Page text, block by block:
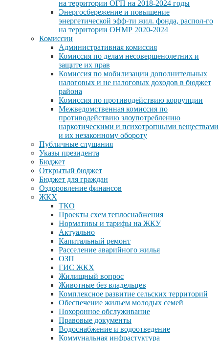
на территории ОГП на 2018-2024 годы
Энергосбережение и повышение
энергетической эфф-ти жил. фонда, распол-го
на территории ОНМР 2020-2024
Комиссии
Административная комиссия
Комиссия по делам несовершенолетних и
защите их прав
Комиссия по мобилизации дополнительных
налоговых и не налоговых доходов в бюджет
района
Комиссия по противодействию коррупции
Межведомственная комиссия по
противодействию злоупотреблению
наркотическими и психотропными веществами
и их незаконному обороту
Публичные слушания
Указы президента
Бюджет
Открытый бюджет
Бюджет для граждан
Оздоровление финансов
ЖКХ
ТКО
Проекты схем теплоснабжения
Нормативы и тарифы на ЖКУ
Актуально
Капитальный ремонт
Расселение аварийного жилья
ОЗП
ГИС ЖКХ
Жилищный вопрос
Животные без владельцев
Комплексное развитие сельских территорий
Обеспечение жильем молодых семей
Похоронное обслуживание
Правовые документы
Водоснабжение и водоотведение
Коммунальная инфрастуктура